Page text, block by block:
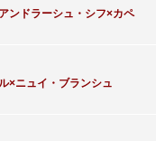
ンドラーシュ・シフ×カペ
×ニュイ・ブランシュ